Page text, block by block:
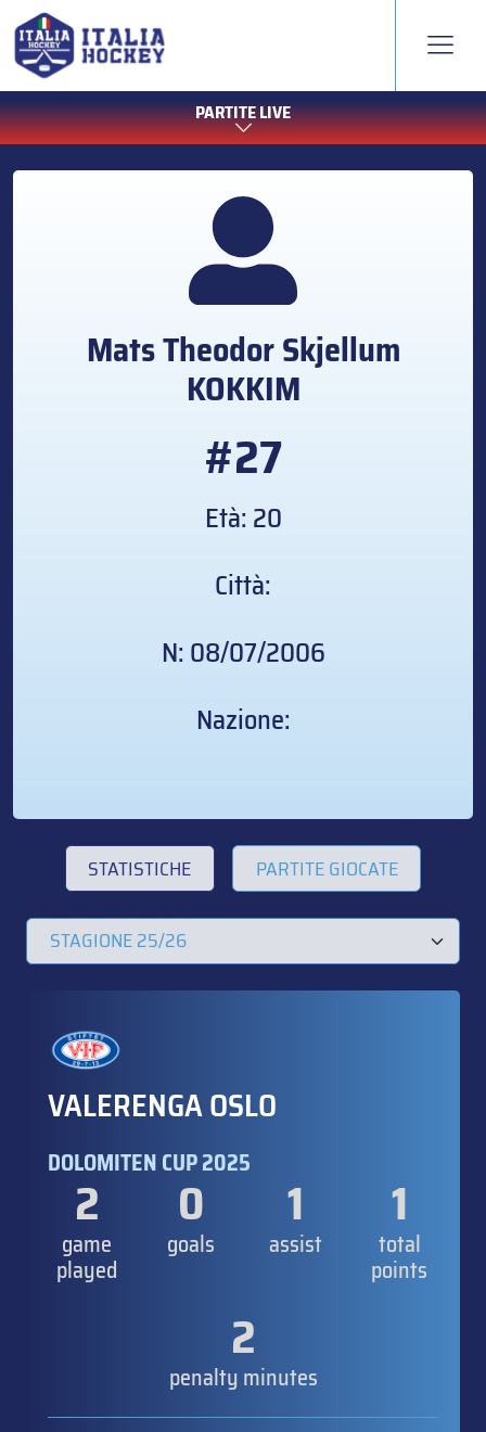
PARTITE LIVE
Mats Theodor Skjellum
KOKKIM
#27
Età: 20
Città:
N: 08/07/2006
Nazione:
STATISTICHE PARTITE GIOCATE
VALERENGA OSLO
DOLOMITEN CUP 2025
2
game
played
0
goals
1
assist
1
total
points
2
penalty minutes